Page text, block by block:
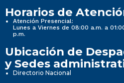
Horarios de
Atención Presencial:
Lunes a Viernes de 08:00 a.m. a
p.m.
Ubicación de
y Sedes
Directorio Nacional